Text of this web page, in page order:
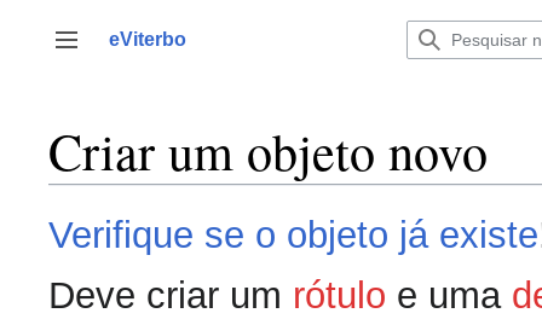
para
Alternar barra lateral
eViterbo
Criar um objeto novo
Verifique se o objeto já existe
Deve criar um rótulo e uma